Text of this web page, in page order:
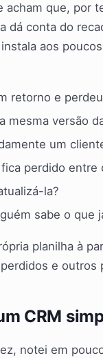
que, por
dá conta do
aos
retorno e
mesma versão
um
perdido entre
la?
sabe o que
planilha à
e outros
CRM
notei em